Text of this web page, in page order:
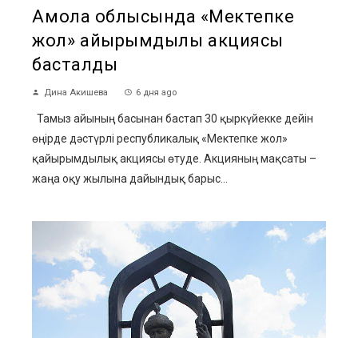
Ақмола облысында «Мектепке
жол» қайырымдылық акциясы
басталды
Дина Акишева 6 дня ago
Тамыз айының басынан бастап 30 қыркүйекке дейін
өңірде дәстүрлі республикалық «Мектепке жол»
қайырымдылық акциясы өтуде. Акцияның мақсаты –
жаңа оқу жылына дайындық барыс...